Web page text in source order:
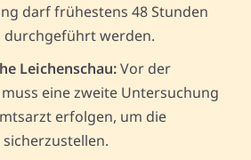
darf frühestens 48 Stunden
durchgeführt werden.
Leichenschau:Vor der
eine zweite Untersuchung
erfolgen, um die